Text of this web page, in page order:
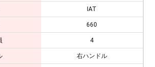
IAT
660
4
右ハンドル